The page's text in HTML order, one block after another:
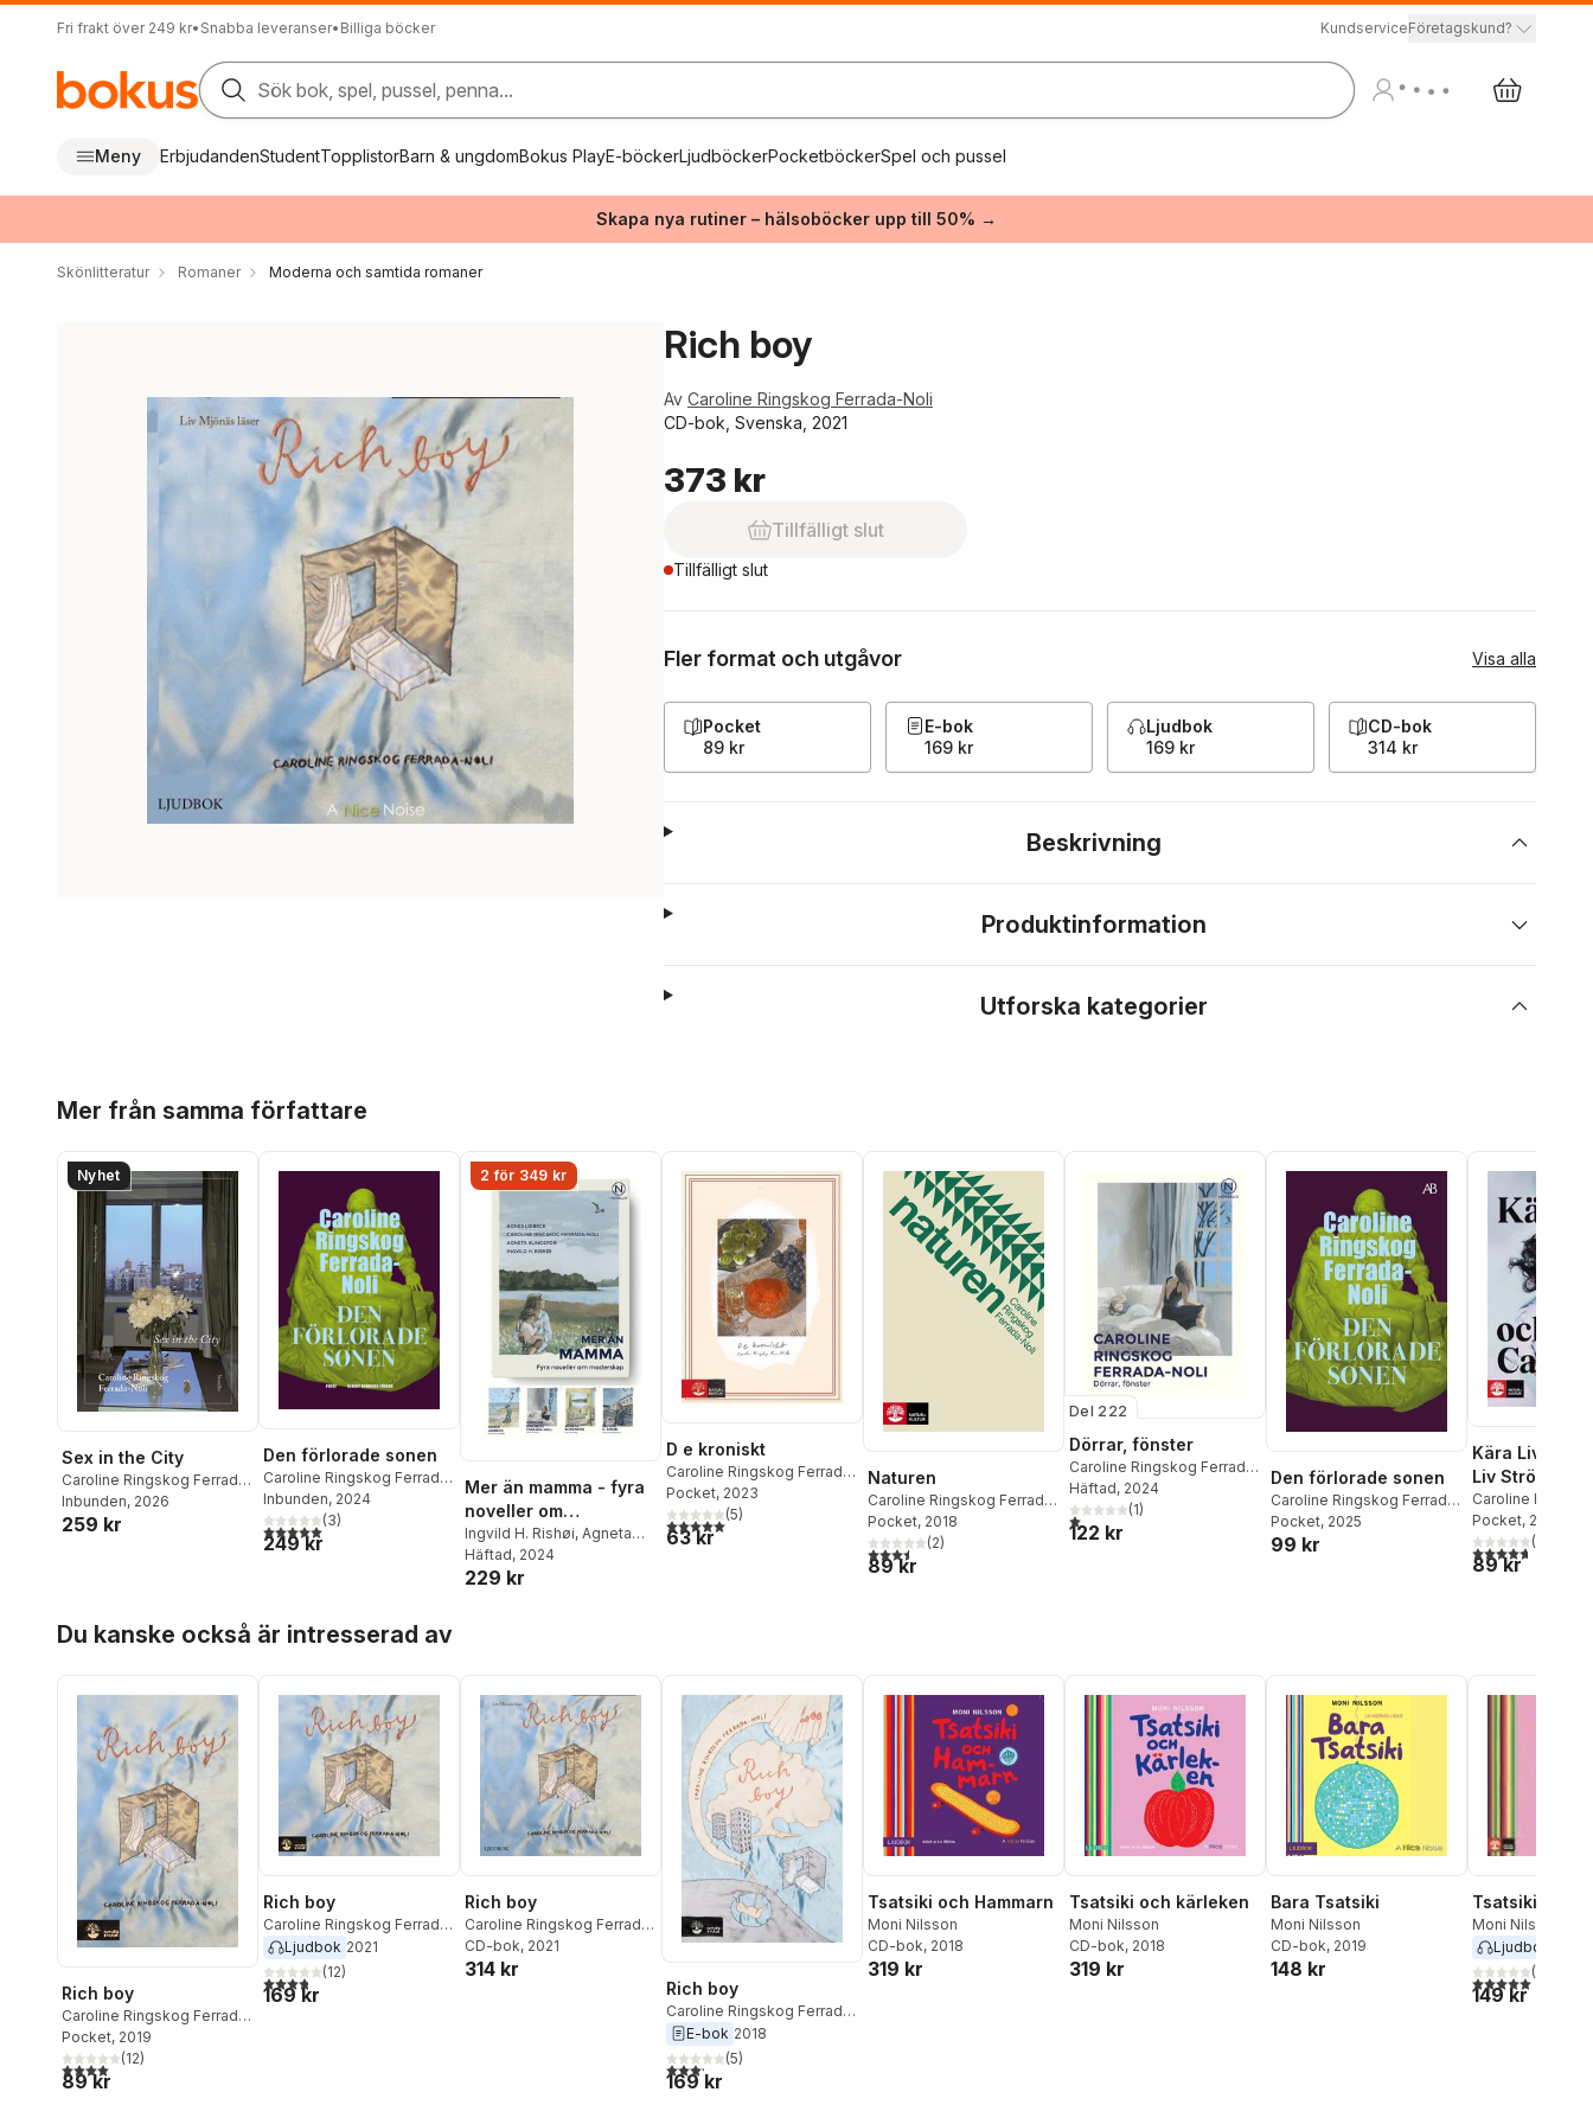
Fri frakt över 249 kr• Snabba leveranser• Billiga böcker KundserviceFöretagskund?
Sök bok, spel, pussel, penna...
Meny ErbjudandenStudentTopplistorBarn & ungdomBokus PlayE-böckerLjudböckerPocketböckerSpel och pussel
Skapa nya rutiner – hälsoböcker upp till 50% →
Skönlitteratur Romaner Moderna och samtida romaner
Rich boy
Av Caroline Ringskog Ferrada-Noli
CD-bok, Svenska, 2021
373 kr
Tillfälligt slut
Tillfälligt slut
Fler format och utgåvor Visa alla
Pocket
89 kr
E-bok
169 kr
Ljudbok
169 kr
CD-bok
314 kr
Beskrivning
Produktinformation
Utforska kategorier
Mer från samma författare
Nyhet
Sex in the City
Caroline Ringskog Ferrada-
Noli
Inbunden, 2026
259 kr
Den förlorade sonen
Caroline Ringskog Ferrada-
Noli
Inbunden, 2024
5,0utav 5 stjärnor. Totalt antal röster:
(3)
249 kr
2 för 349 kr
Mer än mamma - fyra
noveller om
moderskap
Ingvild H. Rishøi, Agneta
Klingspor,Agnes Lidbeck
Caroline Ringskog Ferrada-
Häftad, 2024
229 kr
D e kroniskt
Caroline Ringskog Ferrada-
Noli
Pocket, 2023
5,0utav 5 stjärnor. Totalt antal röster:
(5)
63 kr
Naturen
Caroline Ringskog Ferrada-
Noli
Pocket, 2018
3,5utav 5 stjärnor. Totalt antal röster:
(2)
89 kr
Del 222
Dörrar, fönster
Caroline Ringskog Ferrada-
Noli
Häftad, 2024
1,0utav 5 stjärnor. Totalt antal röster:
(1)
122 kr
Den förlorade sonen
Caroline Ringskog Ferrada-
Noli
Pocket, 2025
99 kr
Kära Liv och
Liv
Caroline
Ferrada-Noli
på frågor om
Caroline
Noli,Liv
Pocket, 2016
4,7utav 5(
89 kr
Du kanske också är intresserad av
Rich boy
Caroline Ringskog Ferrada-
Noli
Pocket, 2019
4,0utav 5 stjärnor. Totalt antal röster:
(12)
89 kr
Rich boy
Caroline Ringskog Ferrada-
NoliLjudbok 2021
3,8utav 5 stjärnor. Totalt antal röster:
(12)
169 kr
Rich boy
Caroline Ringskog Ferrada-
Noli
CD-bok, 2021
314 kr
Rich boy
Caroline Ringskog Ferrada-
NoliE-bok 2018
3,2utav 5 stjärnor. Totalt antal röster:
(5)
169 kr
Tsatsiki och Hammarn
Moni Nilsson
CD-bok, 2018
319 kr
Tsatsiki och kärleken
Moni Nilsson
CD-bok, 2018
319 kr
Bara Tsatsiki
Moni Nilsson
CD-bok, 2019
148 kr
Tsatsiki och
Moni Nilsson
Ljudbok
5,0utav 5(
149 kr